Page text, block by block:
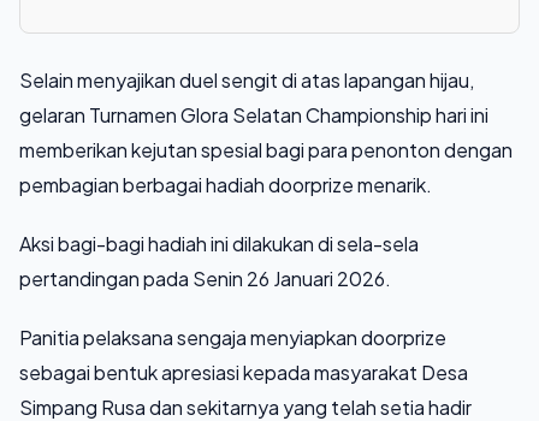
Selain menyajikan duel sengit di atas lapangan hijau,
gelaran Turnamen Glora Selatan Championship hari ini
memberikan kejutan spesial bagi para penonton dengan
pembagian berbagai hadiah doorprize menarik.
Aksi bagi-bagi hadiah ini dilakukan di sela-sela
pertandingan pada Senin 26 Januari 2026.
Panitia pelaksana sengaja menyiapkan doorprize
sebagai bentuk apresiasi kepada masyarakat Desa
Simpang Rusa dan sekitarnya yang telah setia hadir